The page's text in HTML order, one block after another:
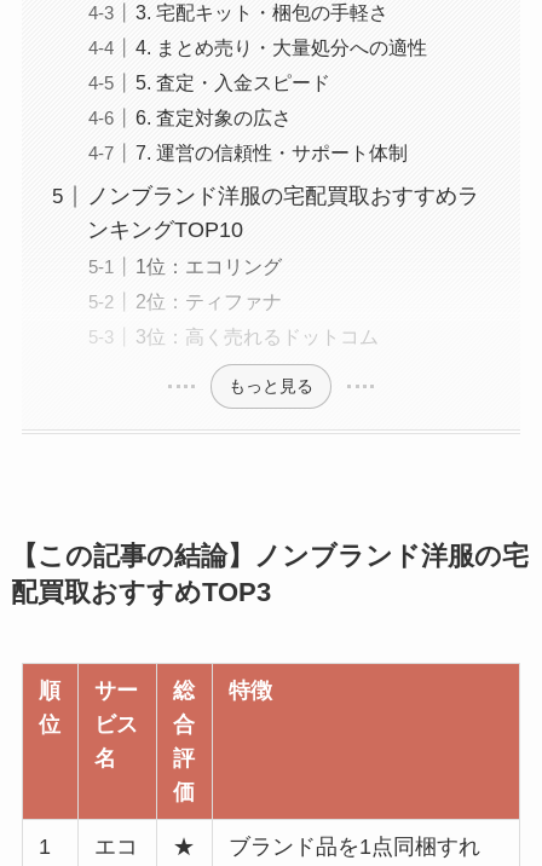
3. 宅配キット・梱包の手軽さ
4. まとめ売り・大量処分への適性
5. 査定・入金スピード
6. 査定対象の広さ
7. 運営の信頼性・サポート体制
ノンブランド洋服の宅配買取おすすめラ
ンキングTOP10
1位：エコリング
2位：ティファナ
3位：高く売れるドットコム
もっと見る
【この記事の結論】ノンブランド洋服の宅
配買取おすすめTOP3
順
位
サー
ビス
名
総
合
評
価
特徴
1
エコ
★
ブランド品を1点同梱すれ